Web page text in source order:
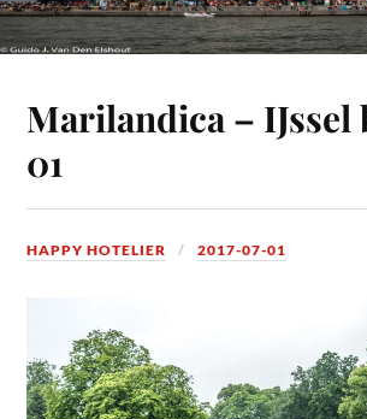
Marilandica – IJssel
01
HAPPY HOTELIER 2017-07-01